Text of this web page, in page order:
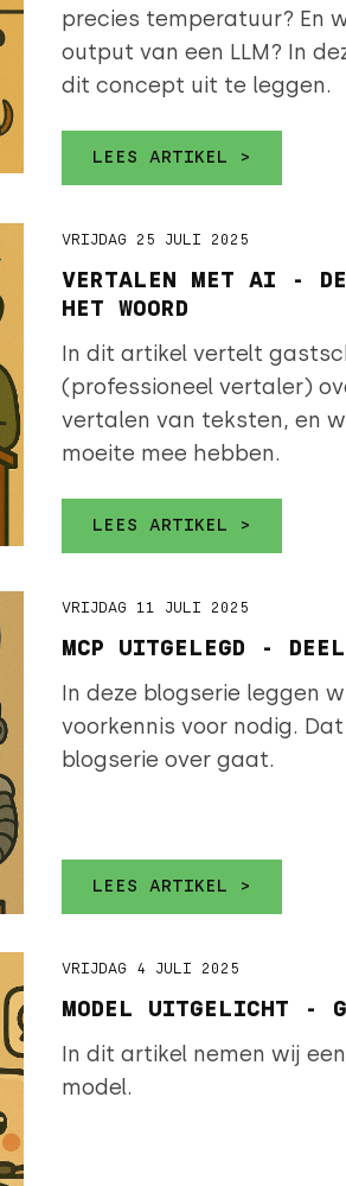
precies temperatuur? En
output van een LLM? In
dit concept uit te leggen.
LEES ARTIKEL >
VRIJDAG 25 JULI 2025
VERTALEN MET AI -
HET WOORD
In dit artikel vertelt
(professioneel vertaler)
vertalen van teksten, en
moeite mee hebben.
LEES ARTIKEL >
VRIJDAG 11 JULI 2025
MCP UITGELEGD -
In deze blogserie leggen
voorkennis voor nodig.
blogserie over gaat.
LEES ARTIKEL >
VRIJDAG 4 JULI 2025
MODEL UITGELICHT -
In dit artikel nemen wij
model.